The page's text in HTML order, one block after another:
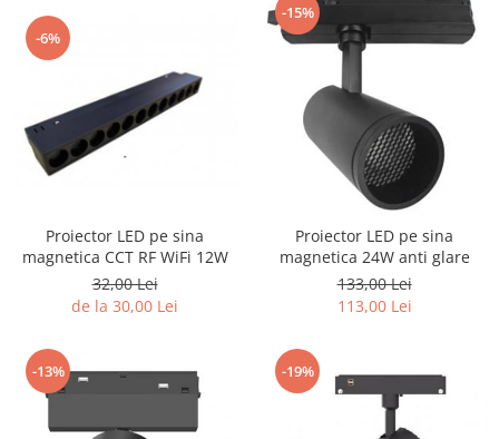
-6%
Proiector LED pe sina
magnetica CCT RF WiFi 12W
32,00 Lei
de la 30,00 Lei
-15%
Proiector LED pe sina
magnetica 24W anti glare
133,00 Lei
113,00 Lei
-13% -19%